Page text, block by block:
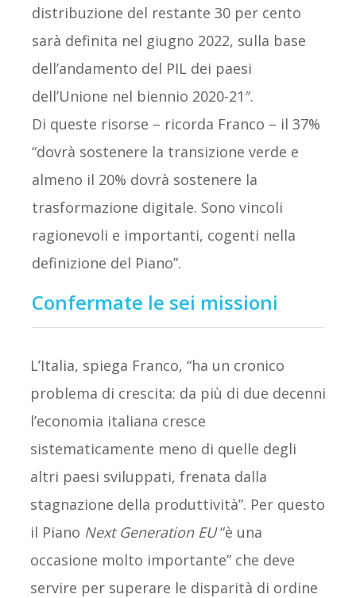
distribuzione del restante 30 per cento
sarà definita nel giugno 2022, sulla base
dell’andamento del PIL dei paesi
dell’Unione nel biennio 2020-21″.
Di queste risorse – ricorda Franco – il 37%
“dovrà sostenere la transizione verde e
almeno il 20% dovrà sostenere la
trasformazione digitale. Sono vincoli
ragionevoli e importanti, cogenti nella
definizione del Piano”.
Confermate le sei missioni
L’Italia, spiega Franco, “ha un cronico
problema di crescita: da più di due decenni
l’economia italiana cresce
sistematicamente meno di quelle degli
altri paesi sviluppati, frenata dalla
stagnazione della produttività”. Per questo
il Piano Next Generation EU“è una
occasione molto importante” che deve
servire per superare le disparità di ordine